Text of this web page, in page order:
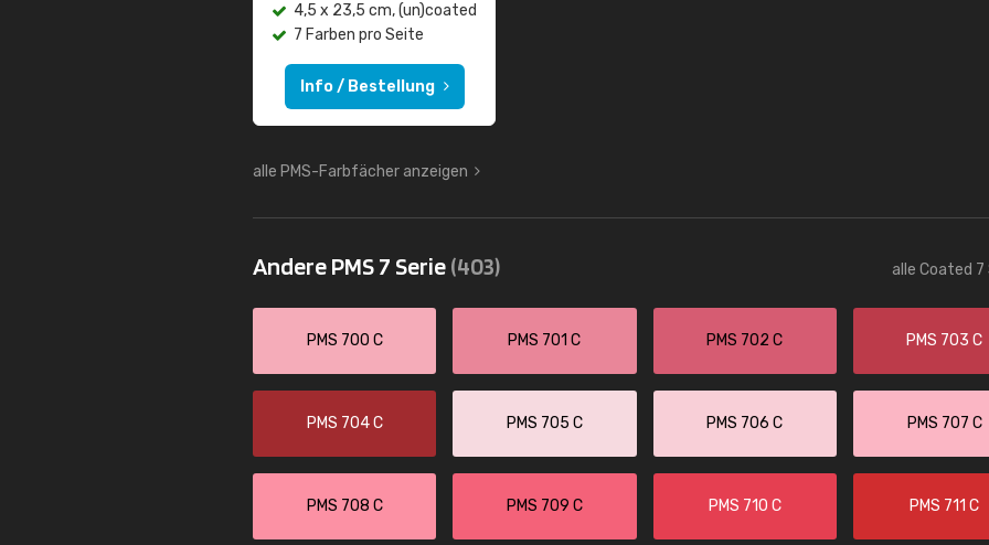
4,5 x 23,5 cm, (un)coated
7 Farben pro Seite
Info / Bestellung
alle PMS-Farbfächer anzeigen
Andere PMS 7 Serie(403) alle Coated 7
PMS 700 C PMS 701 C PMS 702 C PMS 703 C
PMS 704 C PMS 705 C PMS 706 C PMS 707 C
PMS 708 C PMS 709 C PMS 710 C PMS 711 C